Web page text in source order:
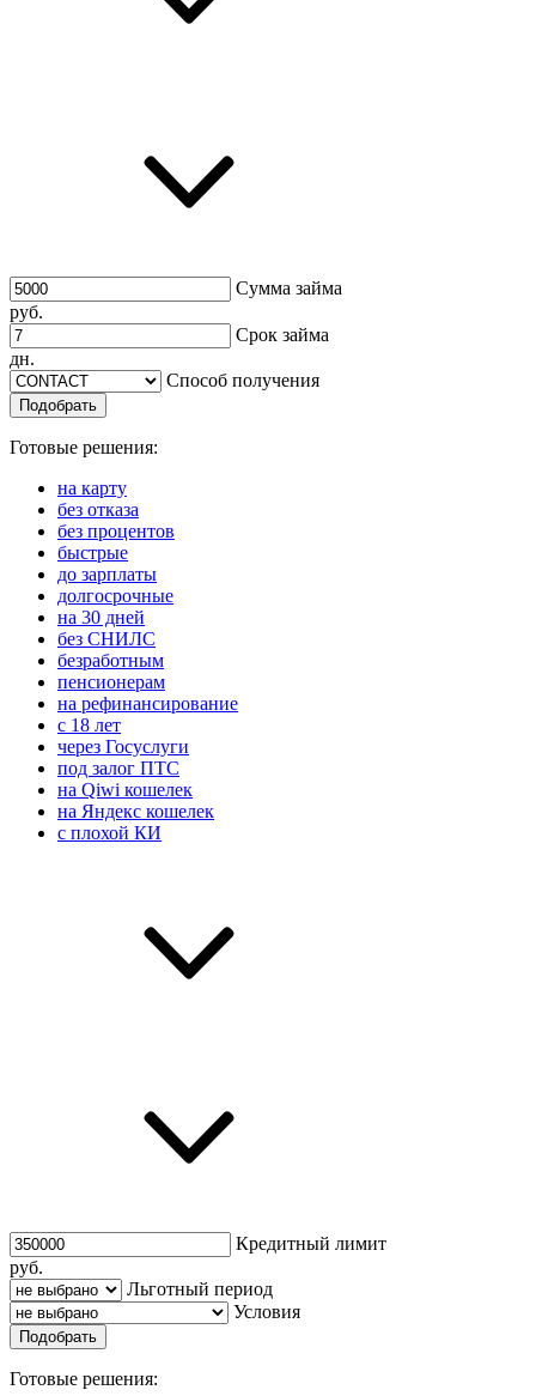
Сумма займа
руб.
Срок займа
дн.
Способ получения
Подобрать
Готовые решения:
на карту
без отказа
без процентов
быстрые
до зарплаты
долгосрочные
на 30 дней
без СНИЛС
безработным
пенсионерам
на рефинансирование
с 18 лет
через Госуслуги
под залог ПТС
на Qiwi кошелек
на Яндекс кошелек
с плохой КИ
Кредитный лимит
руб.
Льготный период
Условия
Подобрать
Готовые решения: